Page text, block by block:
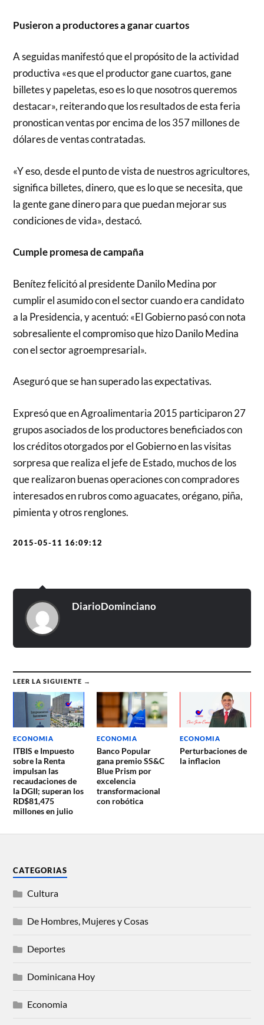
Pusieron a productores a ganar cuartos
A seguidas manifestó que el propósito de la actividad
productiva «es que el productor gane cuartos, gane
billetes y papeletas, eso es lo que nosotros queremos
destacar», reiterando que los resultados de esta feria
pronostican ventas por encima de los 357 millones de
dólares de ventas contratadas.
«Y eso, desde el punto de vista de nuestros agricultores,
significa billetes, dinero, que es lo que se necesita, que
la gente gane dinero para que puedan mejorar sus
condiciones de vida», destacó.
Cumple promesa de campaña
Benítez felicitó al presidente Danilo Medina por
cumplir el asumido con el sector cuando era candidato
a la Presidencia, y acentuó: «El Gobierno pasó con nota
sobresaliente el compromiso que hizo Danilo Medina
con el sector agroempresarial».
Aseguró que se han superado las expectativas.
Expresó que en Agroalimentaria 2015 participaron 27
grupos asociados de los productores beneficiados con
los créditos otorgados por el Gobierno en las visitas
sorpresa que realiza el jefe de Estado, muchos de los
que realizaron buenas operaciones con compradores
interesados en rubros como aguacates, orégano, piña,
pimienta y otros renglones.
2015-05-11 16:09:12
DiarioDominciano
LEER LA SIGUIENTE →
ECONOMIA
ITBIS e Impuesto
sobre la Renta
impulsan las
recaudaciones de
la DGII; superan los
RD$81,475
millones en julio
ECONOMIA
Banco Popular
gana premio SS&C
Blue Prism por
excelencia
transformacional
con robótica
ECONOMIA
Perturbaciones de
la inflacion
CATEGORIAS
Cultura
De Hombres, Mujeres y Cosas
Deportes
Dominicana Hoy
Economia